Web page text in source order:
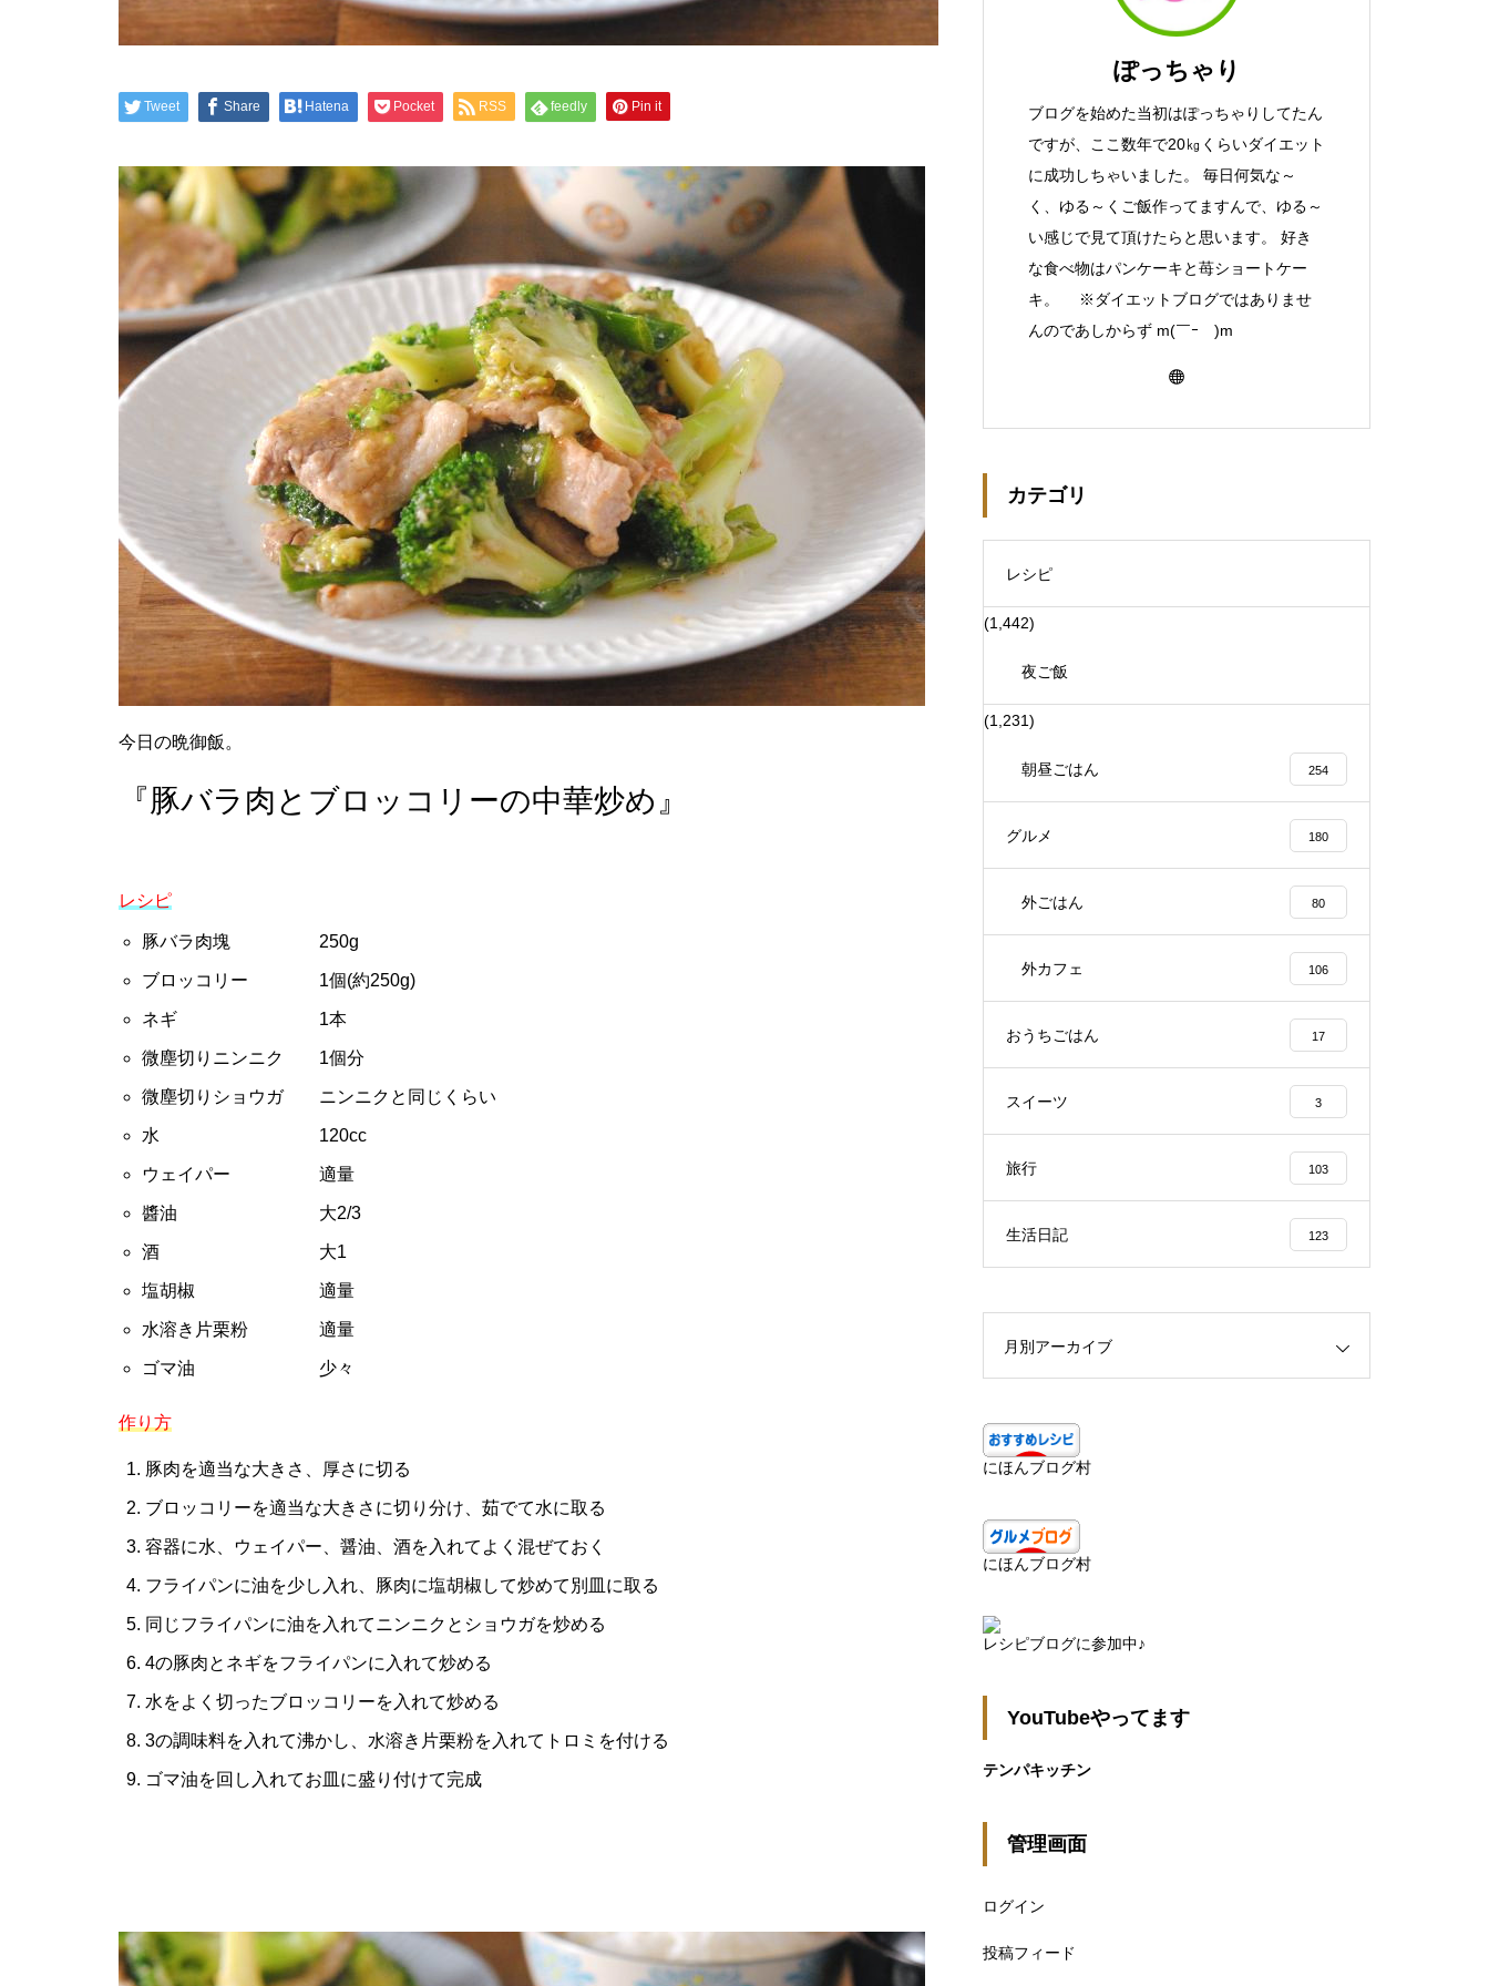
Tweet Share Hatena Pocket RSS feedly Pin it
今日の晩御飯。
『豚バラ肉とブロッコリーの中華炒め』
レシピ
豚バラ肉塊 250g
ブロッコリー 1個(約250g)
ネギ 1本
微塵切りニンニク 1個分
微塵切りショウガ ニンニクと同じくらい
水 120cc
ウェイパー 適量
醬油 大2/3
酒 大1
塩胡椒 適量
水溶き片栗粉 適量
ゴマ油 少々
作り方
豚肉を適当な大きさ、厚さに切る
ブロッコリーを適当な大きさに切り分け、茹でて水に取る
容器に水、ウェイパー、醤油、酒を入れてよく混ぜておく
フライパンに油を少し入れ、豚肉に塩胡椒して炒めて別皿に取る
同じフライパンに油を入れてニンニクとショウガを炒める
4の豚肉とネギをフライパンに入れて炒める
水をよく切ったブロッコリーを入れて炒める
3の調味料を入れて沸かし、水溶き片栗粉を入れてトロミを付ける
ゴマ油を回し入れてお皿に盛り付けて完成
ぽっちゃり
ブログを始めた当初はぽっちゃりしてたん
ですが、ここ数年で20㎏くらいダイエット
に成功しちゃいました。 毎日何気な～
く、ゆる～くご飯作ってますんで、ゆる～
い感じで見て頂けたらと思います。 好き
な食べ物はパンケーキと苺ショートケー
キ。 ※ダイエットブログではありませ
んのであしからず m(￣ｰ￣)m
カテゴリ
レシピ
(1,442)
夜ご飯
(1,231)
朝昼ごはん 254
グルメ 180
外ごはん 80
外カフェ 106
おうちごはん 17
スイーツ 3
旅行 103
生活日記 123
月別アーカイブ
にほんブログ村
にほんブログ村
レシピブログに参加中♪
YouTubeやってます
テンパキッチン
管理画面
ログイン
投稿フィード